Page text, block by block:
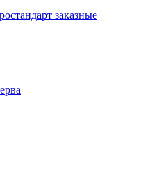
заказные